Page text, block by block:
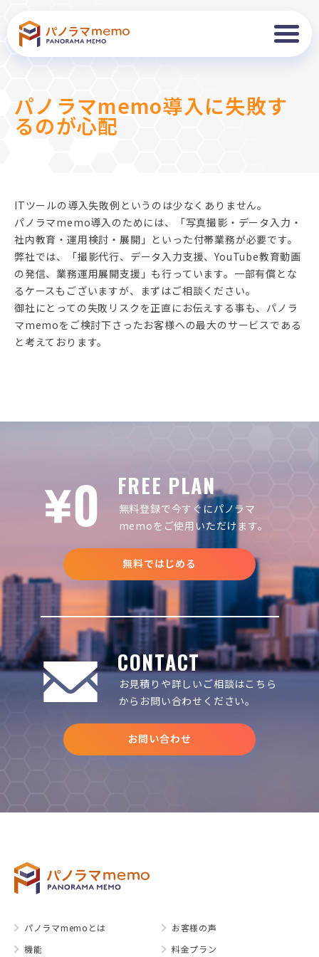
パノラマmemo導入に失敗す
るのが心配
ITツールの導入失敗例というのは少なくありません。
パノラマmemo導入のためには、「写真撮影・データ入力・
社内教育・運用検討・展開」といった付帯業務が必要です。
弊社では、「撮影代行、データ入力支援、YouTube教育動画
の発信、業務運用展開支援」も行っています。一部有償とな
るケースもございますが、まずはご相談ください。
御社にとっての失敗リスクを正直にお伝えする事も、パノラ
マmemoをご検討下さったお客様への最大のサービスである
と考えております。
FREE PLAN
無料登録で今すぐにパノラマ
memoをご使用いただけます。
無料ではじめる
CONTACT
お見積りや詳しいご相談はこちら
からお問い合わせください。
お問い合わせ
パノラマmemoとは
機能
お客様の声
料金プラン